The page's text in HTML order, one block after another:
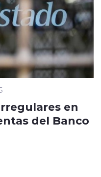
en
del Banco